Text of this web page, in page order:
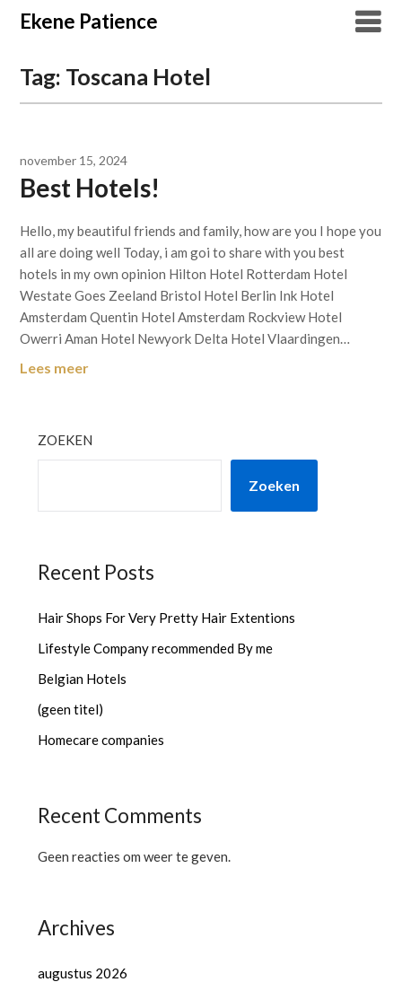
Overslaan
naar
Ekene Patience
Tag: Toscana Hotel
november 15, 2024
Best Hotels!
Hello, my beautiful friends and family, how are you I hope you
all are doing well Today, i am goi to share with you best
hotels in my own opinion Hilton Hotel Rotterdam Hotel
Westate Goes Zeeland Bristol Hotel Berlin Ink Hotel
Amsterdam Quentin Hotel Amsterdam Rockview Hotel
Owerri Aman Hotel Newyork Delta Hotel Vlaardingen…
Lees meer
ZOEKEN
Zoeken
Recent Posts
Hair Shops For Very Pretty Hair Extentions
Lifestyle Company recommended By me
Belgian Hotels
(geen titel)
Homecare companies
Recent Comments
Geen reacties om weer te geven.
Archives
augustus 2026